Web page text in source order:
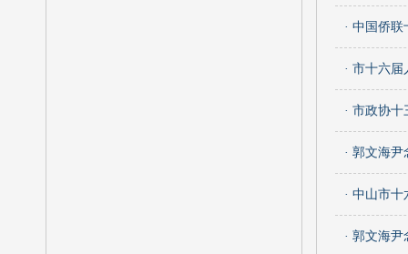
· 中国侨
· 市十六
· 市政协
· 郭文海
· 中山市
· 郭文海